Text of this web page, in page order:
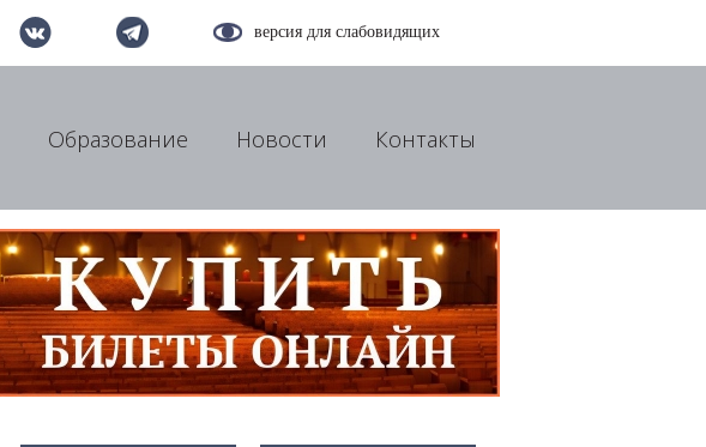
версия для слабовидящих
Образование Новости Контакты